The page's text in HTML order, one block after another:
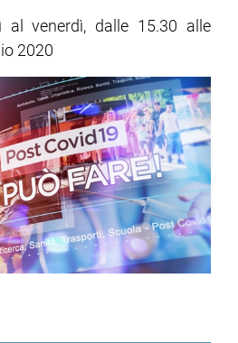
al venerdì, dalle 15.30 alle
2020